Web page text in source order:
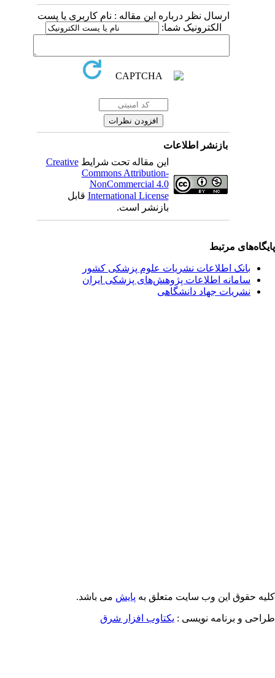
ارسال نظر درباره این مقاله : نام کاربری یا پست
الکترونیک شما:
بازنشر اطلاعات
این مقاله تحت شرایطCreative
Commons Attribution-
NonCommercial 4.0
International Licenseقابل
بازنشر است.
مرتبط
بانک اطلاعات نشریات علوم پزشکی کشور
سامانه اطلاعات پژوهش‌های پزشکی ایران
نشریات جهاد دانشگاهی
حقوق این وب سایت متعلق بهپایشمی باشد.
و برنامه نویسی : یکتاوب افزار شرق